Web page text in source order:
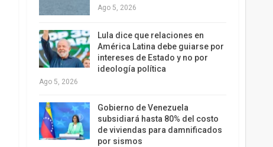
Ago 5, 2026
Lula dice que relaciones en
América Latina debe guiarse por
intereses de Estado y no por
ideología política
Ago 5, 2026
Gobierno de Venezuela
subsidiará hasta 80% del costo
de viviendas para damnificados
por sismos